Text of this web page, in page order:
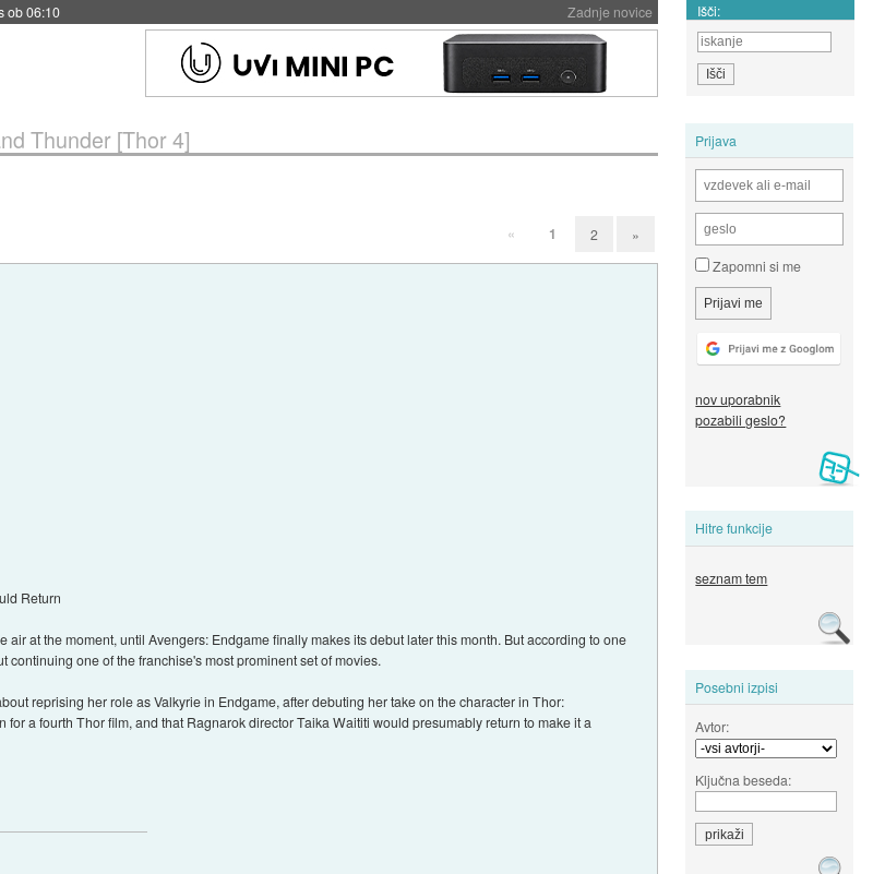
Zadnje novice Išči:
Prijava
Zapomni si me
nov uporabnik
pozabili geslo?
Hitre funkcije
seznam tem
Posebni izpisi
Avtor:
Ključna beseda:
Thunder [Thor 4]
« 1 2 »
Return
at the moment, until Avengers: Endgame finally makes its debut later this month. But according to one
one of the franchise's most prominent set of movies.
reprising her role as Valkyrie in Endgame, after debuting her take on the character in Thor:
a fourth Thor film, and that Ragnarok director Taika Waititi would presumably return to make it a